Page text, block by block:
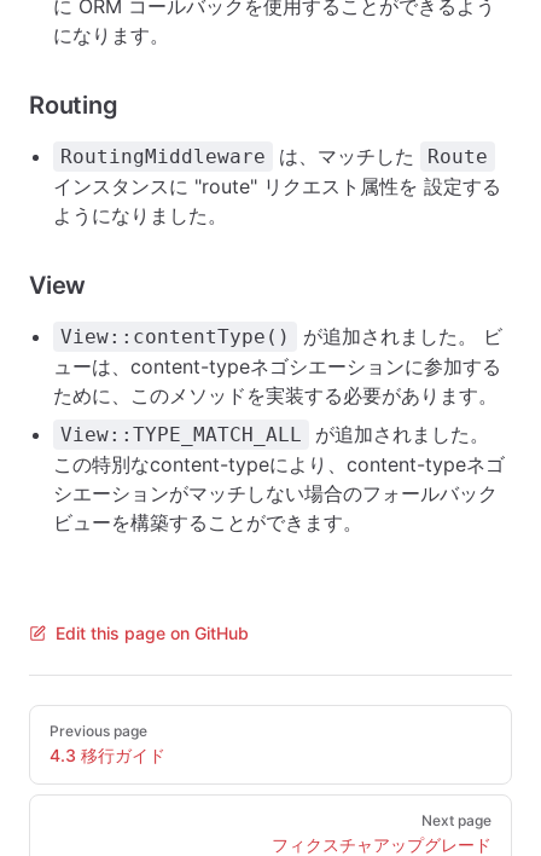
に ORM コールバックを使用することができるよう
になります。
Routing
RoutingMiddleware は、マッチした Route
インスタンスに "route" リクエスト属性を 設定する
ようになりました。
View
View::contentType()
が追加されました。 ビ
ューは、content-typeネゴシエーションに参加する
ために、このメソッドを実装する必要があります。
View::TYPE_MATCH_ALL
が追加されました。
この特別なcontent-typeにより、content-typeネゴ
シエーションがマッチしない場合のフォールバック
ビューを構築することができます。
Edit this page on GitHub
Pager
Previous page
4.3 移行ガイド
Next page
フィクスチャアップグレード